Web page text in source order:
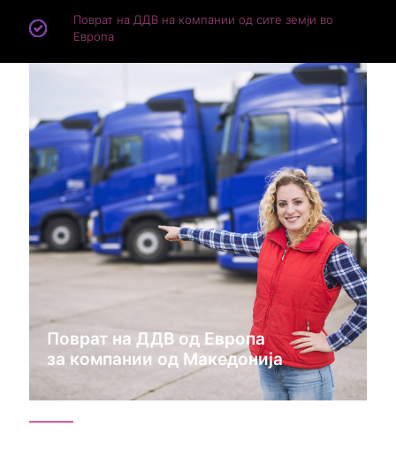
Поврат на ДДВ на компании од сите земји во
Европа
Поврат на ДДВ од Европа
за компании од Македонија